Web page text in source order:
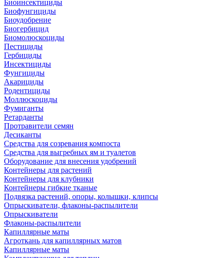
Биоинсектициды
Биофунгициды
Биоудобрение
Биогербицид
Биомолюскоциды
Пестициды
Гербициды
Инсектициды
Фунгициды
Акарициды
Родентициды
Моллюскоциды
Фумиганты
Ретарданты
Протравители семян
Десиканты
Средства для созревания компоста
Средства для выгребных ям и туалетов
Оборудование для внесения удобрений
Контейнеры для растений
Контейнеры для клубники
Контейнеры гибкие тканые
Подвязка растений, опоры, колышки, клипсы
Опрыскиватели, флаконы-распылители
Опрыскиватели
Флаконы-распылители
Капиллярные маты
Агроткань для капиллярных матов
Капиллярные маты